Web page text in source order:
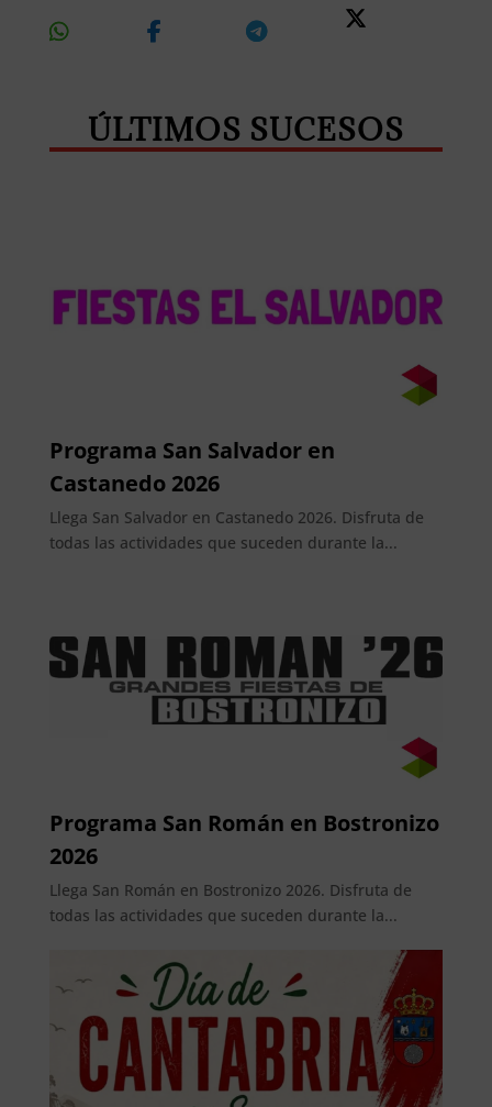
ÚLTIMOS SUCESOS
Programa San Salvador en
Castanedo 2026
Llega San Salvador en Castanedo 2026. Disfruta de
todas las actividades que suceden durante la...
Programa San Román en Bostronizo
2026
Llega San Román en Bostronizo 2026. Disfruta de
todas las actividades que suceden durante la...